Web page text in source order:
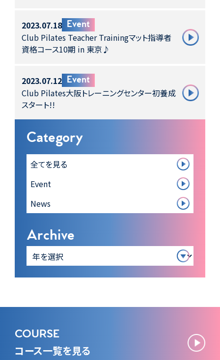
2023.07.18 Event
Club Pilates Teacher Trainingマット指導者
資格コース10期 in 東京♪
2023.07.12 Event
Club Pilates大阪トレーニングセンター初養成
スタート!!
Category
全てを見る
Event
News
Archive
COURSE
コース一覧を見る